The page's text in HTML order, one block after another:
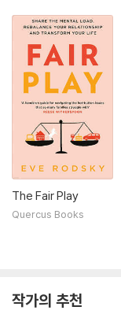
The Fair Play
Quercus Books
작가의 추천